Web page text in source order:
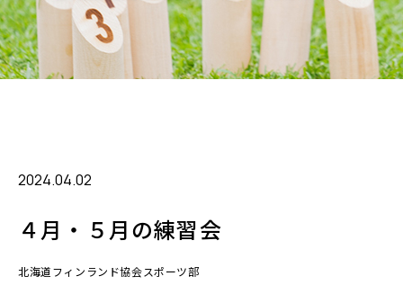
2024.04.02
４月・５月の練習会
北海道フィンランド協会スポーツ部